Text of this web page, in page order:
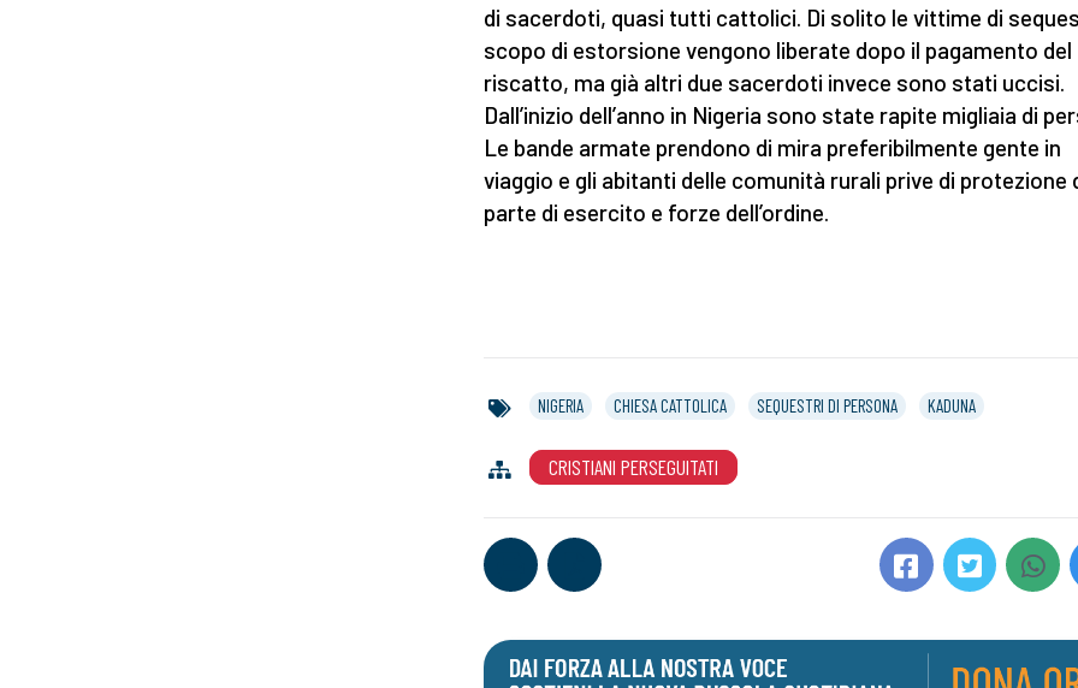
di sacerdoti, quasi tutti cattolici. Di solito le vittime di
scopo di estorsione vengono liberate dopo il pagamento del
riscatto, ma già altri due sacerdoti invece sono stati uccisi.
Dall’inizio dell’anno in Nigeria sono state rapite migliaia di
Le bande armate prendono di mira preferibilmente gente in
viaggio e gli abitanti delle comunità rurali prive di protezione
parte di esercito e forze dell’ordine.
NIGERIA CHIESA CATTOLICA SEQUESTRI DI PERSONA KADUNA
CRISTIANI PERSEGUITATI